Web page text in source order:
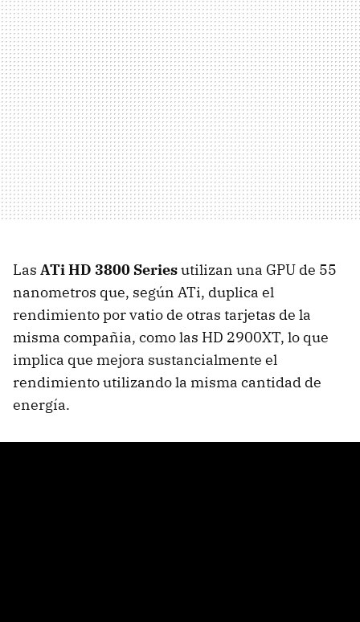
Las ATi HD 3800 Seriesutilizan una GPU de 55
nanometros que, según ATi, duplica el
rendimiento por vatio de otras tarjetas de la
misma compañia, como las HD 2900XT, lo que
implica que mejora sustancialmente el
rendimiento utilizando la misma cantidad de
energía.